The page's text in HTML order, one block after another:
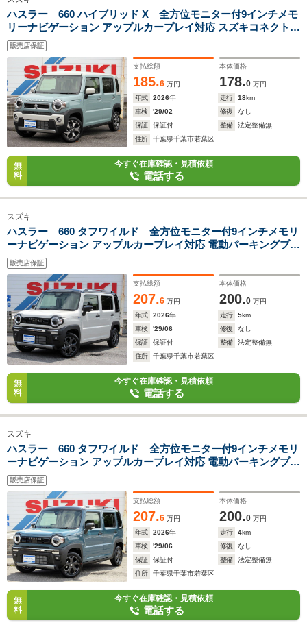
ハスラー 660 ハイブリッド X 全方位モニター付9インチメモ
リーナビゲーション アップルカープレイ対応 スズキコネクト&
セーフティサポート
販売店保証
支払総額
185.6 万円
本体価格
178.0 万円
年式
2026年 走行 18km
車検
'29/02 修復
なし
保証
保証付 整備
法定整備無
住所
千葉県千葉市若葉区
無
料
今すぐ在庫確認・見積依頼
電話する
スズキ
ハスラー 660 タフワイルド 全方位モニター付9インチメモリ
ーナビゲーション アップルカープレイ対応 電動パーキングブレ
ーキ スズキコネクト&セーフティサポート
販売店保証
支払総額
207.6 万円
本体価格
200.0 万円
年式
2026年 走行 5km
車検
'29/06 修復
なし
保証
保証付 整備
法定整備無
住所
千葉県千葉市若葉区
無
料
今すぐ在庫確認・見積依頼
電話する
スズキ
ハスラー 660 タフワイルド 全方位モニター付9インチメモリ
ーナビゲーション アップルカープレイ対応 電動パーキングブレ
ーキ スズキコネクト&セーフティサポート
販売店保証
支払総額
207.6 万円
本体価格
200.0 万円
年式
2026年 走行 4km
車検
'29/06 修復
なし
保証
保証付 整備
法定整備無
住所
千葉県千葉市若葉区
無
料
今すぐ在庫確認・見積依頼
電話する